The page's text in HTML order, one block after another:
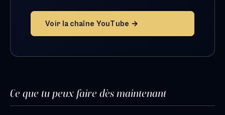
Voir la chaîne YouTube →
Ce que tu peux faire dès maintenant